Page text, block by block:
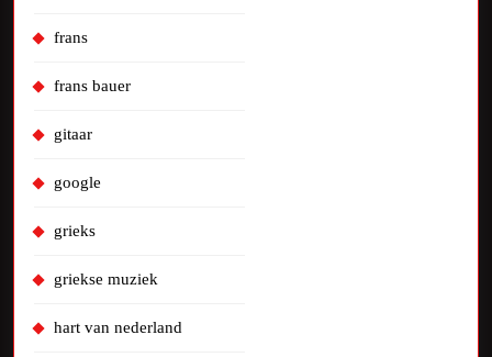
frans
frans bauer
gitaar
google
grieks
griekse muziek
hart van nederland